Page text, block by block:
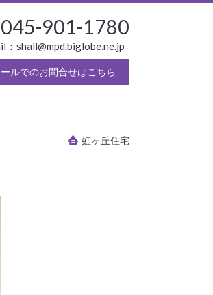
045-901-1780
： shall@mpd.biglobe.ne.jp
ールでのお問合せはこちら
虹ヶ丘住宅